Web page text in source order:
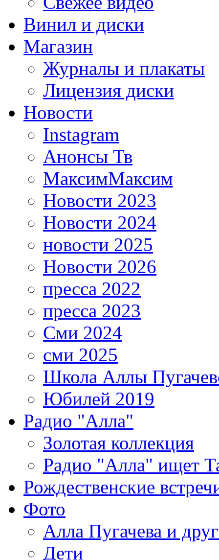
Винил и диски
Магазин
Журналы и плакаты
Лицензия диски
Новости
Instagram
Анонсы Тв
МаксимМаксим
Новости 2023
Новости 2024
новости 2025
Новости 2026
пресса 2022
пресса 2023
Сми 2024
сми 2025
Школа Аллы
Юбилей 2019
Радио "Алла"
Золотая коллекция
Радио "Алла" ищет
Рождественские
Фото
Алла Пугачева и
Дети